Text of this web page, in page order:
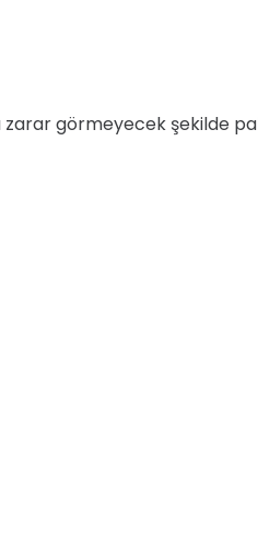
zarar görmeyecek şekilde